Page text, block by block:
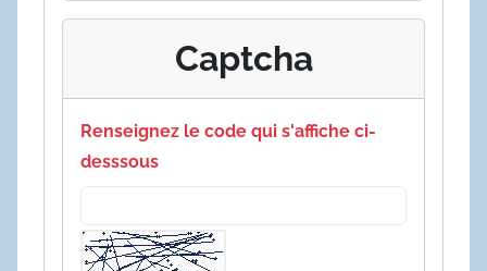
Captcha
Renseignez le code qui s'affiche ci-
desssous